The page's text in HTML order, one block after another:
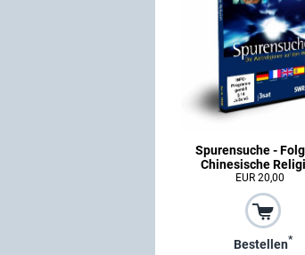
Spurensuche -
Chinesische
EUR 20,00
Bestellen*